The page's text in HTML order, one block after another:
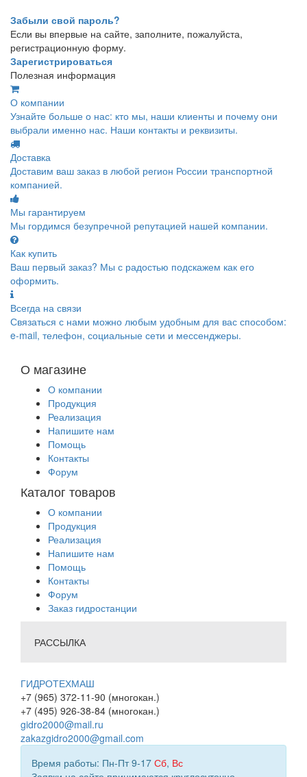
Забыли свой пароль?
Если вы впервые на сайте, заполните, пожалуйста,
регистрационную форму.
Зарегистрироваться
Полезная информация
О компании
Узнайте больше о нас: кто мы, наши клиенты и почему они
выбрали именно нас. Наши контакты и реквизиты.
Доставка
Доставим ваш заказ в любой регион России транспортной
компанией.
Мы гарантируем
Мы гордимся безупречной репутацией нашей компании.
Как купить
Ваш первый заказ? Мы с радостью подскажем как его
оформить.
Всегда на связи
Связаться с нами можно любым удобным для вас способом:
e-mail, телефон, социальные сети и мессенджеры.
О магазине
О компании
Продукция
Реализация
Напишите нам
Помощь
Контакты
Форум
Каталог товаров
О компании
Продукция
Реализация
Напишите нам
Помощь
Контакты
Форум
Заказ гидростанции
РАССЫЛКА
ГИДРОТЕХМАШ
+7 (965) 372-11-90 (многокан.)
+7 (495) 926-38-84 (многокан.)
gidro2000@mail.ru
zakazgidro2000@gmail.com
Время работы: Пн-Пт 9-17 Сб, Вс